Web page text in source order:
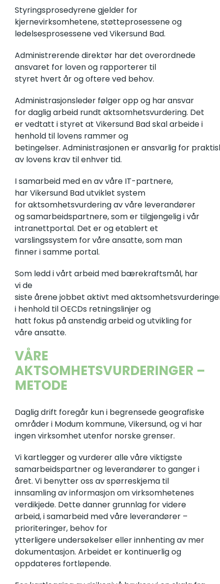
Styringsprosedyrene gjelder for
kjernevirksomhetene, støtteprosessene og
ledelsesprosessene ved Vikersund Bad.
Administrerende direktør har det overordnede
ansvaret for loven og rapporterer til
styret hvert år og oftere ved behov.
Administrasjonsleder følger opp og har ansvar
for daglig arbeid rundt aktsomhetsvurdering. Det
er vedtatt i styret at Vikersund Bad skal arbeide i
henhold til lovens rammer og
betingelser. Administrasjonen er ansvarlig for
av lovens krav til enhver tid.
I samarbeid med en av våre IT-partnere,
har Vikersund Bad utviklet system
for aktsomhetsvurdering av våre leverandører
og samarbeidspartnere, som er tilgjengelig i vår
intranettportal. Det er og etablert et
varslingssystem for våre ansatte, som man
finner i samme portal.
Som ledd i vårt arbeid med bærekraftsmål, har
vi de
siste årene jobbet aktivt med
i henhold til OECDs retningslinjer og
hatt fokus på anstendig arbeid og utvikling for
våre ansatte.
VÅRE
AKTSOMHETSVURDERINGER –
METODE
Daglig drift foregår kun i begrensede geografiske
områder i Modum kommune, Vikersund, og vi har
ingen virksomhet utenfor norske grenser.
Vi kartlegger og vurderer alle våre viktigste
samarbeidspartner og leverandører to ganger i
året. Vi benytter oss av spørreskjema til
innsamling av informasjon om virksomhetenes
verdikjede. Dette danner grunnlag for videre
arbeid, i samarbeid med våre leverandører –
prioriteringer, behov for
ytterligere undersøkelser eller innhenting av mer
dokumentasjon. Arbeidet er kontinuerlig og
oppdateres fortløpende.